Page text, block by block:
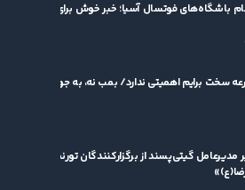
باشگاه‌های فوتسال آسیا؛ خبر خوش برای فوتسال
سخت برایم اهمیتی ندارد/ بمب نه، به جوان‌ها بها
مدیرعامل گیتی‌پسند از برگزارکنندگان تورنمنت